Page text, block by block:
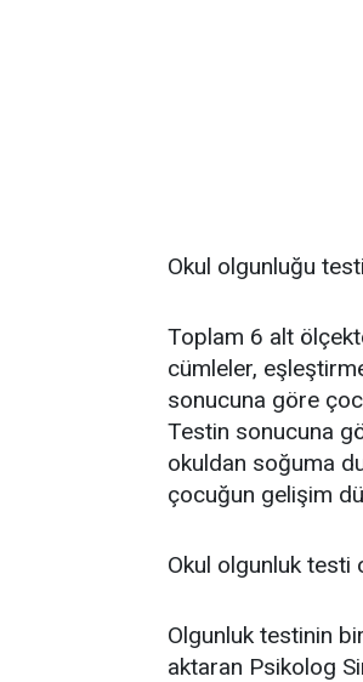
Okul olgunluğu
Toplam 6 alt
cümleler,
sonucuna göre
Testin sonucuna
okuldan soğuma
çocuğun gelişim
Okul olgunluk testi
Olgunluk testinin
aktaran Psikolog